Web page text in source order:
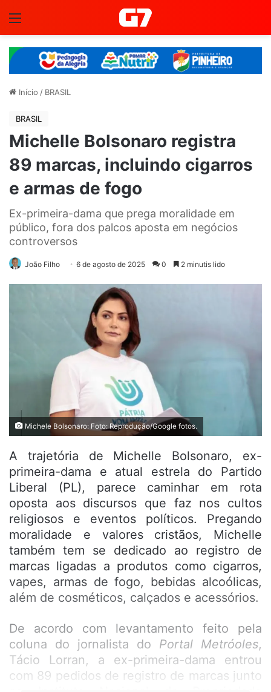
Início / BRASIL
BRASIL
Michelle Bolsonaro registra
89 marcas, incluindo cigarros
e armas de fogo
Ex-primeira-dama que prega moralidade em
público, fora dos palcos aposta em negócios
controversos
João Filho 6 de agosto de 2025 0 2 minutis lido
Michele Bolsonaro: Foto: Reprodução/Google fotos.
A trajetória de Michelle Bolsonaro, ex-
primeira-dama e atual estrela do Partido
Liberal (PL), parece caminhar em rota
oposta aos discursos que faz nos cultos
religiosos e eventos políticos. Pregando
moralidade e valores cristãos, Michelle
também tem se dedicado ao registro de
marcas ligadas a produtos como cigarros,
vapes, armas de fogo, bebidas alcoólicas,
além de cosméticos, calçados e acessórios.
De acordo com levantamento feito pela
coluna do jornalista do Portal Metróoles,
Tácio Lorran, a ex-primeira-dama entrou
com 89 pedidos de registro de marcas junto